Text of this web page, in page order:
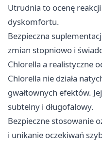
Utrudnia to ocenę
dyskomfortu.
Bezpieczna
zmian stopniowo i
Chlorella a realistyczne
Chlorella nie działa
gwałtownych efektów.
subtelny i długofalowy.
Bezpieczne stosowanie
i unikanie oczekiwań